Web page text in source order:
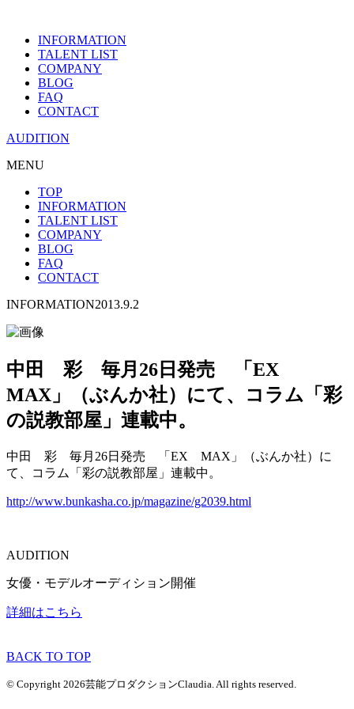
INFORMATION
TALENT LIST
COMPANY
BLOG
FAQ
CONTACT
AUDITION
MENU
TOP
INFORMATION
TALENT LIST
COMPANY
BLOG
FAQ
CONTACT
INFORMATION2013.9.2
中田 彩 毎月26日発売 「EX
MAX」（ぶんか社）にて、コラム「彩
の説教部屋」連載中。
中田 彩 毎月26日発売 「EX MAX」（ぶんか社）に
て、コラム「彩の説教部屋」連載中。
http://www.bunkasha.co.jp/magazine/g2039.html
AUDITION
女優・モデルオーディション開催
詳細はこちら
BACK TO TOP
© Copyright 2026芸能プロダクションClaudia. All rights reserved.